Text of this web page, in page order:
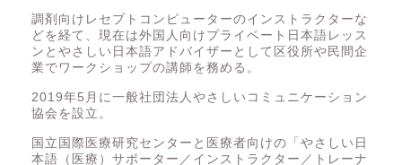
調剤向けレセプトコンピューターのインストラクターな
どを経て、現在は外国人向けプライベート日本語レッス
ンとやさしい日本語アドバイザーとして区役所や民間企
業でワークショップの講師を務める。
2019年5月に一般社団法人やさしいコミュニケーション
協会を設立。
国立国際医療研究センターと医療者向けの「やさしい日
本語（医療）サポーター／インストラクター／トレーナ